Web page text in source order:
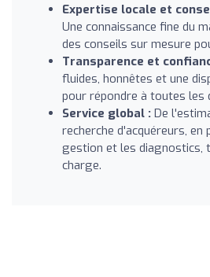
Expertise locale et
Une connaissance fine du
des conseils sur mesure
Transparence et
fluides, honnêtes et une
pour répondre à toutes les
Service global : De
recherche d'acquéreurs, en
gestion et les diagnostics,
charge.